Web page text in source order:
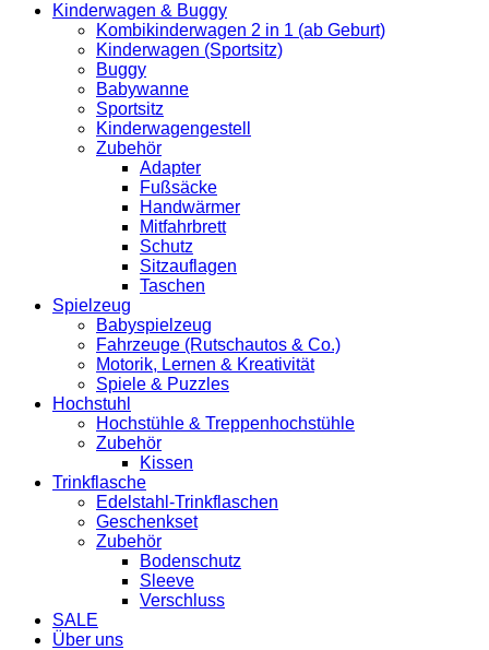
Kinderwagen & Buggy
Kombikinderwagen 2 in 1 (ab Geburt)
Kinderwagen (Sportsitz)
Buggy
Babywanne
Sportsitz
Kinderwagengestell
Zubehör
Adapter
Fußsäcke
Handwärmer
Mitfahrbrett
Schutz
Sitzauflagen
Taschen
Spielzeug
Babyspielzeug
Fahrzeuge (Rutschautos & Co.)
Motorik, Lernen & Kreativität
Spiele & Puzzles
Hochstuhl
Hochstühle & Treppenhochstühle
Zubehör
Kissen
Trinkflasche
Edelstahl-Trinkflaschen
Geschenkset
Zubehör
Bodenschutz
Sleeve
Verschluss
SALE
Über uns